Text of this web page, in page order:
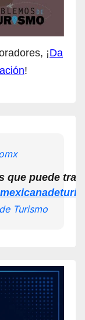
¡Da
!
que puede
Turismo